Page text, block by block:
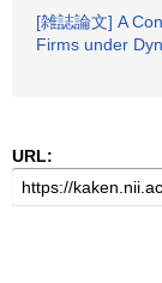
[雑誌論文] A
Firms under
URL: